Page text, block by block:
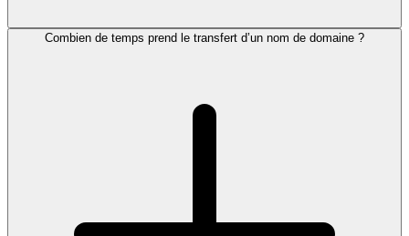
Combien de temps prend le transfert d’un nom de domaine ?